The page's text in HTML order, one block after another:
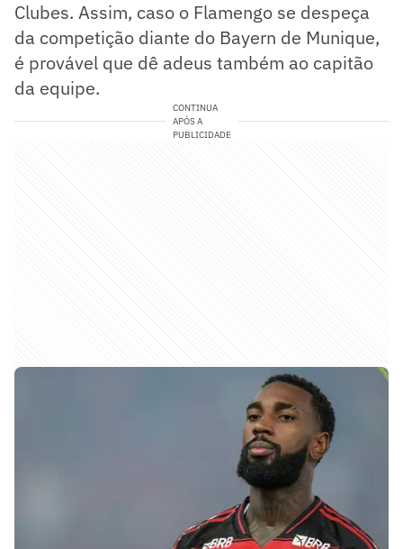
Clubes. Assim, caso o Flamengo se despeça
da competição diante do Bayern de Munique,
é provável que dê adeus também ao capitão
da equipe.
CONTINUA
APÓS A
PUBLICIDADE